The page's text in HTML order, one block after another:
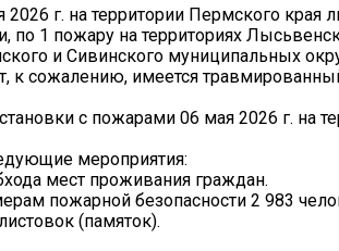
2026 г. на территории Пермского
по 1 пожару на территориях
и Сивинского муниципальных
к сожалению, имеется
с пожарами 06 мая 2026 г. на
мероприятия:
мест проживания граждан.
пожарной безопасности 2 983
(памяток).